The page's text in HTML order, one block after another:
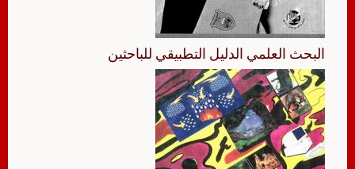
البحث العلمي الدليل التطبيقي للباحثين